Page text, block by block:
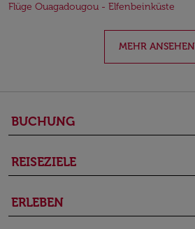
Flüge Ouagadougou - Elfenbeinküste
MEHR ANSEHEN
BUCHUNG
REISEZIELE
ERLEBEN